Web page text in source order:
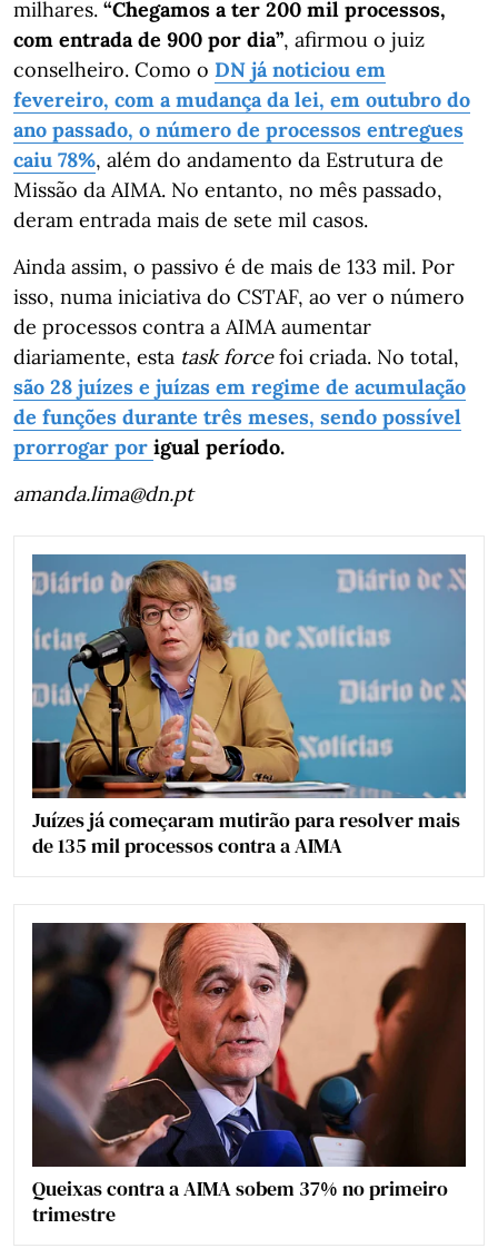
milhares. “Chegamos a ter 200 mil processos,
com entrada de 900 por dia”, afirmou o juiz
conselheiro. Como o DN já noticiou em
fevereiro, com a mudança da lei, em outubro do
ano passado, o número de processos entregues
caiu 78%, além do andamento da Estrutura de
Missão da AIMA. No entanto, no mês passado,
deram entrada mais de sete mil casos.
Ainda assim, o passivo é de mais de 133 mil. Por
isso, numa iniciativa do CSTAF, ao ver o número
de processos contra a AIMA aumentar
diariamente, esta task forcefoi criada. No total,
são 28 juízes e juízas em regime de acumulação
de funções durante três meses, sendo possível
prorrogar por igual período.
amanda.lima@dn.pt
Juízes já começaram mutirão para resolver mais
de 135 mil processos contra a AIMA
Queixas contra a AIMA sobem 37% no primeiro
trimestre